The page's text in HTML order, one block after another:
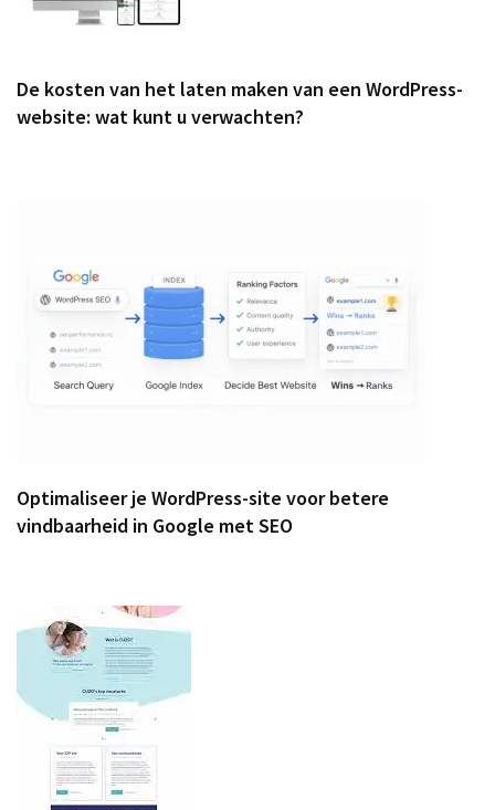
De kosten van het laten maken van een WordPress-
website: wat kunt u verwachten?
Optimaliseer je WordPress-site voor betere
vindbaarheid in Google met SEO